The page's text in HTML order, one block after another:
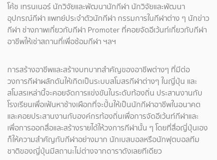
โค้ช เทรนเนอร์ นักวิจัยและพัฒนานักกีฬา นักวิจัยและพัฒนา
อุปกรณ์กีฬา แพทย์ประจำตัวนักกีฬา กรรมการในกีฬาต่าง ๆ นักข่าว
กีฬา ช่างภาพเกี่ยวกับกีฬา Promoter ที่คอยจัดอีเว้นท์เกี่ยวกับกีฬา
อาชีพให้เช่าสถานที่เพื่อซ้อมกีฬา ฯลฯ
การสร้างอาชีพและสร้างบทบาทสำคัญของอาชีพต่างๆ ที่มีต่อ
วงการกีฬาผลักดันให้เกิดเป็นระบบสโมสรกีฬาต่างๆ ในญี่ปุ่น และ
สโมสรเหล่านี้จะคอยจัดการแข่งขันในระดับท้องถิ่น ประสานงานกับ
โรงเรียนเพื่อเฟ้นหาช้างเผือกที่จะปั้นให้เป็นนักกีฬาอาชีพในอนาคต
และคอยประสานงานกับองค์กรท้องถิ่นเพื่อการจัดอีเว้นท์กีฬาและ
เพื่อการออกสื่อและสร้างรายได้ให้วงการกีฬานั้น ๆ โดยที่สื่อญี่ปุ่นเอง
ก็ให้ความสำคัญกับกีฬาอย่างมาก นักเบสบอลหรือนักฟุตบอลทีม
ชาติของญี่ปุ่นมีสถานะไม่ต่างจากดาราดังเลยทีเดียว